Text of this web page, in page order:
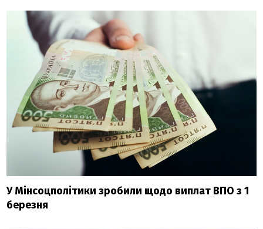
У Мінсоцполітики зробили щодо виплат ВПО з 1
березня